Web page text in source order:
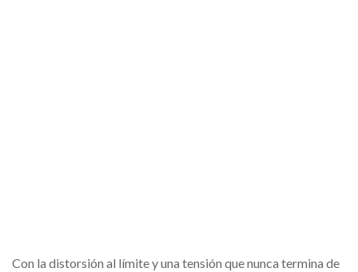
Con la distorsión al límite y una tensión que nunca termina de